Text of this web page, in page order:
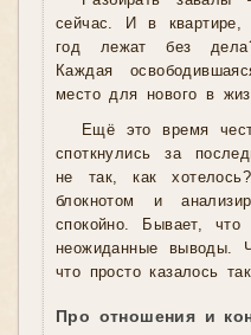
сейчас. И в
год лежат без
Каждая
место для нового в
Ещё это время
споткнулись за
не так, как
блокнотом и
спокойно. Бывает,
неожиданные
что просто казалось
Про отношения и